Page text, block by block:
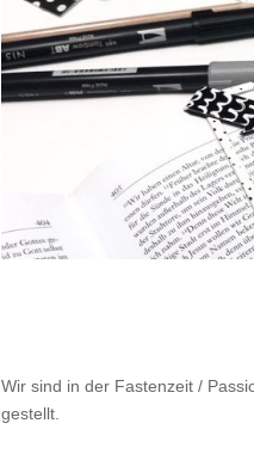
Wir sind in der Fastenzeit /
gestellt.